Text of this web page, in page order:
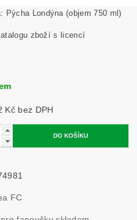
Pýcha Londýna (objem 750 ml)
zboží s licencí
453,72 Kč bez DPH
FC